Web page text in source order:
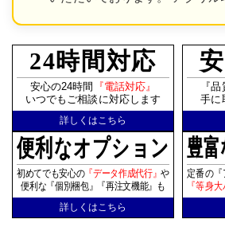
24時間対応
安心の24時間
『電話対応』
いつでもご相談に対応します
詳しくはこちら
『
手に
便利なオプション
初めてでも安心の『データ作成代行』や
便利な『個別梱包』『再注文機能』も
詳しくはこちら
豊
定番の『
『等身